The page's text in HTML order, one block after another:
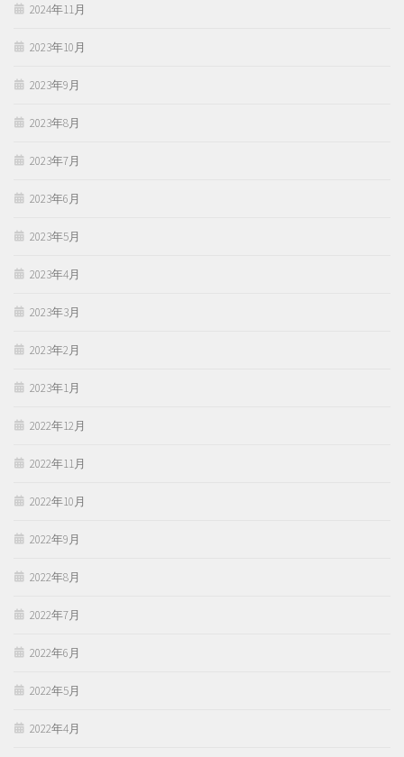
2024年11月
2023年10月
2023年9月
2023年8月
2023年7月
2023年6月
2023年5月
2023年4月
2023年3月
2023年2月
2023年1月
2022年12月
2022年11月
2022年10月
2022年9月
2022年8月
2022年7月
2022年6月
2022年5月
2022年4月